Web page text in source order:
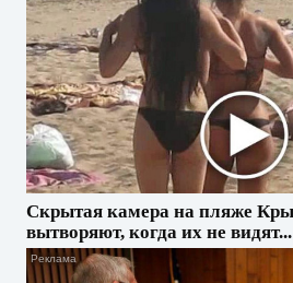
Скрытая камера на пляже
вытворяют, когда их не видят...